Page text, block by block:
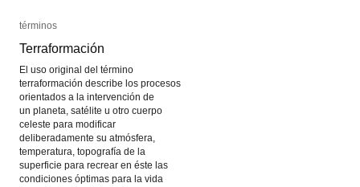
términos
Terraformación
El uso original del término
terraformación describe los procesos
orientados a la intervención de
un planeta, satélite u otro cuerpo
celeste para modificar
deliberadamente su atmósfera,
temperatura, topografía de la
superficie para recrear en éste las
condiciones óptimas para la vida
términos
Terraformación